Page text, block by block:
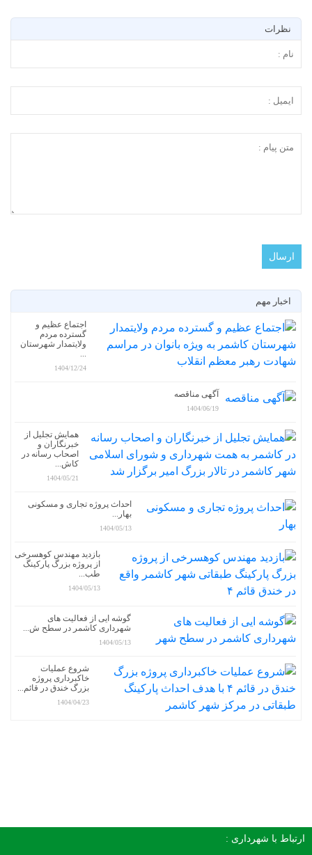
نظرات
اخبار مهم
اجتماع عظیم و
گسترده مردم
ولایتمدار شهرستان
...
1404/12/24
آگهی مناقصه
1404/06/19
همایش تجلیل از
خبرنگاران و
اصحاب رسانه در
کاش...
1404/05/21
احداث پروژه تجاری و مسکونی
بهار...
1404/05/13
بازدید مهندس کوهسرخی
از پروژه بزرگ پارکینگ
طب...
1404/05/13
گوشه ایی از فعالیت های
شهرداری کاشمر در سطح ش...
1404/05/13
شروع عملیات
خاکبرداری پروژه
بزرگ خندق در قائم...
1404/04/23
ارتباط با شهرداری :